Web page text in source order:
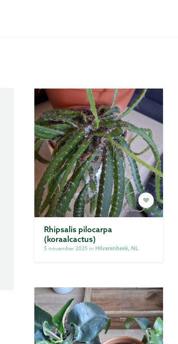
Rhipsalis pilocarpa
(koraalcactus)
5 november 2025 in Hilvarenbeek, NL